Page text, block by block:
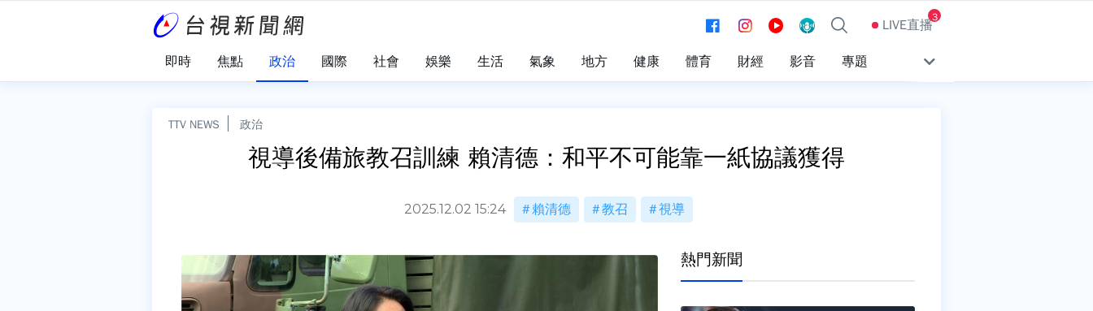
LIVE直播3
即時 焦點 政治 國際 社會 娛樂 生活 氣象 地方 健康 體育 財經 影音 專題
TTV NEWS 政治
視導後備旅教召訓練 賴清德：和平不可能靠一紙協議獲得
2025.12.02 15:24 賴清德 教召 視導
熱門新聞